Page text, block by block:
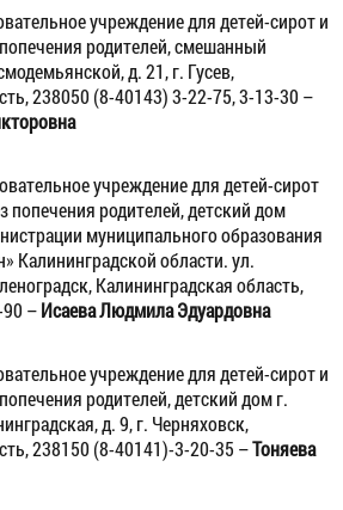
учреждение для детей-сирот и
родителей, смешанный
д. 21, г. Гусев,
238050 (8-40143) 3-22-75, 3-13-30 –
учреждение для детей-сирот
попечения родителей, детский дом
муниципального образования
Калининградской области.ул.
Калининградская область,
–Исаева Людмила Эдуардовна
учреждение для детей-сирот и
родителей, детский дом г.
д. 9, г. Черняховск,
238150 (8-40141)-3-20-35 –Тоняева